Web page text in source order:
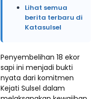
Lihat semua
berita terbaru di
Katasulsel
Penyembelihan 18 ekor
sapi ini menjadi bukti
nyata dari komitmen
Kejati Sulsel dalam